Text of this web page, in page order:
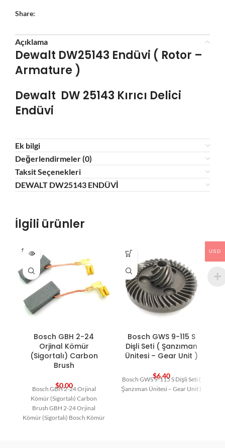
Share:
Açıklama
Dewalt DW25143 Endüvi ( Rotor –
Armature )
Dewalt DW 25143 Kırıcı Delici
Endüvi
Ek bilgi
Değerlendirmeler (0)
Taksit Seçenekleri
DEWALT DW25143 ENDÜVİ
İlgili ürünler
SOLD O
UT
Bosch GBH 2-24
Orjinal Kömür
(Sigortalı) Carbon
Brush
$0,00
Bosch GBH 2-24 Orjinal
Kömür (Sigortalı) Carbon
Brush GBH 2-24 Orjinal
Kömür (Sigortalı) Bosch Kömür
Bosch GWS 9-115 S
Dişli Seti ( Şanzıman
Ünitesi – Gear Unit )
$6,40
Bosch GWS 9-115 S Dişli Seti (
Şanzıman Ünitesi – Gear Unit )
USD